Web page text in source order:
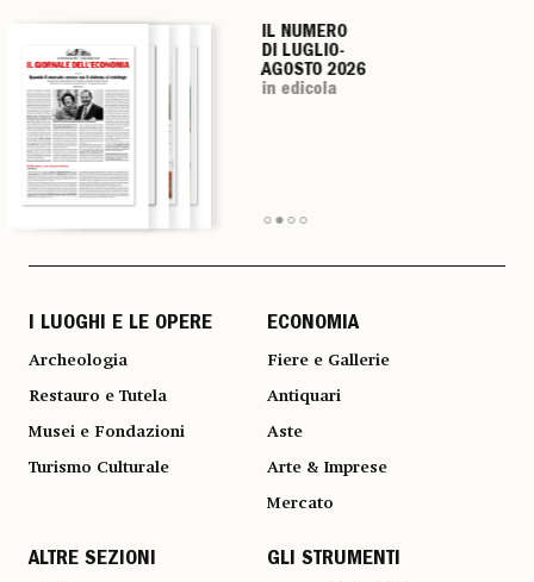
IL NUMERO
DI LUGLIO-
AGOSTO 2026
in edicola
IL NUMERO
DI LUGLIO-
AGOSTO 2026
in edicola
IL NUMERO
DI LUGLIO-
AGOSTO 2026
in edicola
IL NUMERO
DI LUGLIO-
AGOSTO 2026
in edicola
I LUOGHI E LE OPERE
Archeologia
Restauro e Tutela
Musei e Fondazioni
Turismo Culturale
ECONOMIA
Fiere e Gallerie
Antiquari
Aste
Arte & Imprese
Mercato
ALTRE SEZIONI GLI STRUMENTI